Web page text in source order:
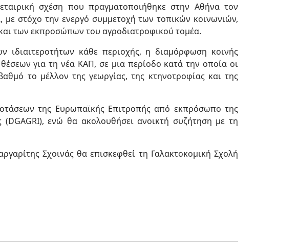
σχέση που πραγματοποιήθηκε στην Αθήνα τον
με στόχο την ενεργό συμμετοχή των τοπικών κοινωνιών,
των εκπροσώπων του αγροδιατροφικού τομέα.
κάθε περιοχής, η διαμόρφωση κοινής
για τη νέα ΚΑΠ, σε μια περίοδο κατά την οποία οι
το μέλλον της γεωργίας, της κτηνοτροφίας και της
της Ευρωπαϊκής Επιτροπής από εκπρόσωπο της
(DGAGRI), ενώ θα ακολουθήσει ανοικτή συζήτηση με τη
Σχοινάς θα επισκεφθεί τη Γαλακτοκομική Σχολή